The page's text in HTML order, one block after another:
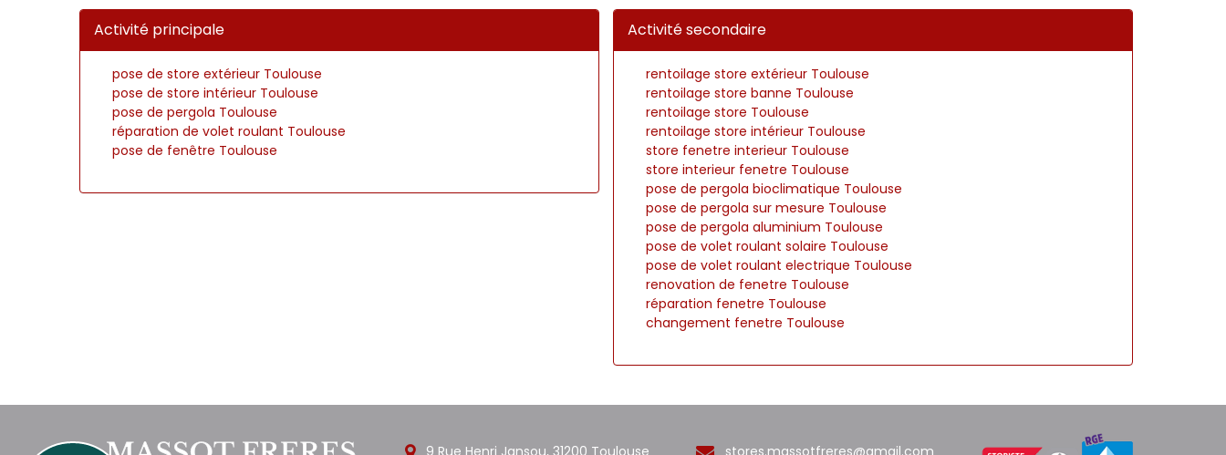
Activité principale
pose de store extérieur Toulouse
pose de store intérieur Toulouse
pose de pergola Toulouse
réparation de volet roulant Toulouse
pose de fenêtre Toulouse
Activité secondaire
rentoilage store extérieur Toulouse
rentoilage store banne Toulouse
rentoilage store Toulouse
rentoilage store intérieur Toulouse
store fenetre interieur Toulouse
store interieur fenetre Toulouse
pose de pergola bioclimatique Toulouse
pose de pergola sur mesure Toulouse
pose de pergola aluminium Toulouse
pose de volet roulant solaire Toulouse
pose de volet roulant electrique Toulouse
renovation de fenetre Toulouse
réparation fenetre Toulouse
changement fenetre Toulouse